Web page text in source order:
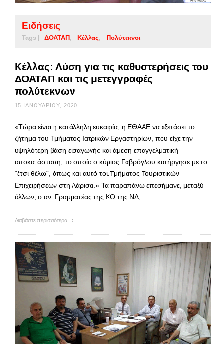
Ειδήσεις
Tags | ΔΟΑΤΑΠ Κέλλας Πολύτεκνοι
Κέλλας: Λύση για τις καθυστερήσεις του
ΔΟΑΤΑΠ και τις μετεγγραφές
πολύτεκνων
15 ΙΑΝΟΥΑΡΊΟΥ, 2020
«Τώρα είναι η κατάλληλη ευκαιρία, η ΕΘΑΑΕ να εξετάσει το
ζήτημα του Τμήματος Ιατρικών Εργαστηρίων, που είχε την
υψηλότερη βάση εισαγωγής και άμεση επαγγελματική
αποκατάσταση, το οποίο ο κύριος Γαβρόγλου κατήργησε με το
“έτσι θέλω”, όπως και αυτό τουΤμήματος Τουριστικών
Επιχειρήσεων στη Λάρισα.» Τα παραπάνω επεσήμανε, μεταξύ
άλλων, ο αν. Γραμματέας της ΚΟ της ΝΔ, …
Διαβάστε περισσότερα